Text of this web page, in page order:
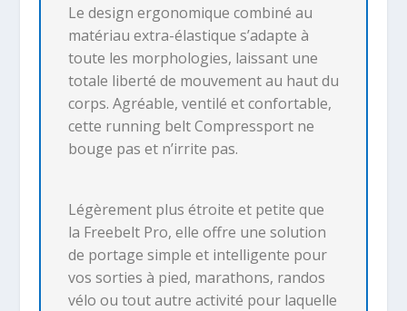
Le design ergonomique combiné au
matériau extra-élastique s’adapte à
toute les morphologies, laissant une
totale liberté de mouvement au haut du
corps. Agréable, ventilé et confortable,
cette running belt Compressport ne
bouge pas et n’irrite pas.
Légèrement plus étroite et petite que
la Freebelt Pro, elle offre une solution
de portage simple et intelligente pour
vos sorties à pied, marathons, randos
vélo ou tout autre activité pour laquelle